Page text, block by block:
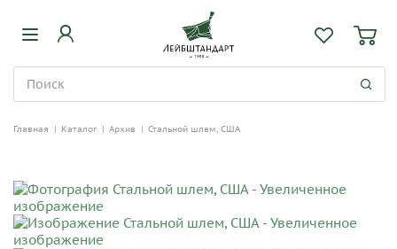
Главная | Каталог | Архив | Стальной шлем, США